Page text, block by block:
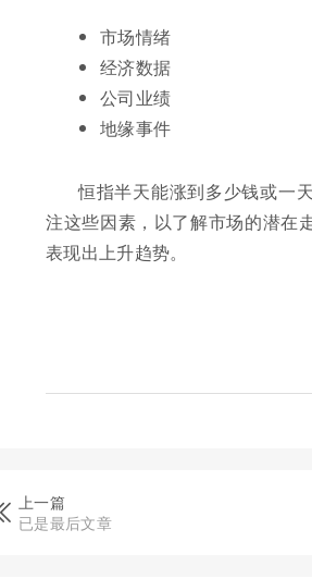
市场情绪
经济数据
公司业绩
地缘事件
恒指半天能涨到多少钱或一
注这些因素，以了解市场的潜在
表现出上升趋势。
上一篇
已是最后文章